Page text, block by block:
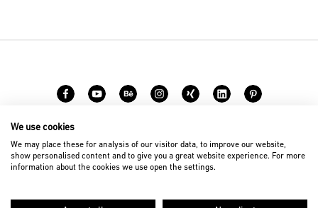
© 2026 D’art Design Gruppe GmbH
We use cookies
We may place these for analysis of our visitor data, to improve our website,
show personalised content and to give you a great website experience. For more
information about the cookies we use open the settings.